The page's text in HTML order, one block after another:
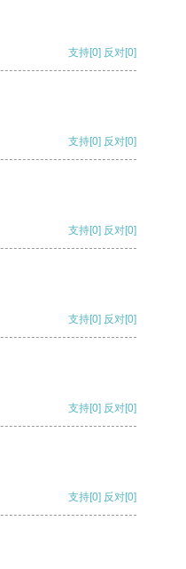
支持[0] 反对[0]
支持[0] 反对[0]
支持[0] 反对[0]
支持[0] 反对[0]
支持[0] 反对[0]
支持[0] 反对[0]